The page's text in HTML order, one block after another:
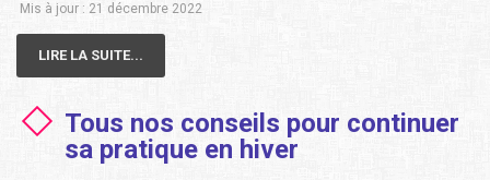
Mis à jour : 21 décembre 2022
LIRE LA SUITE...
Tous nos conseils pour continuer
sa pratique en hiver